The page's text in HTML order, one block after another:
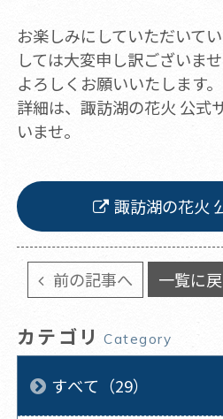
お楽しみにしていただいて
しては大変申し訳ございま
よろしくお願いいたします。
詳細は、諏訪湖の花火 公式
いませ。
諏訪湖の花火
前の記事へ 一覧に
カテゴリ Category
すべて（29）